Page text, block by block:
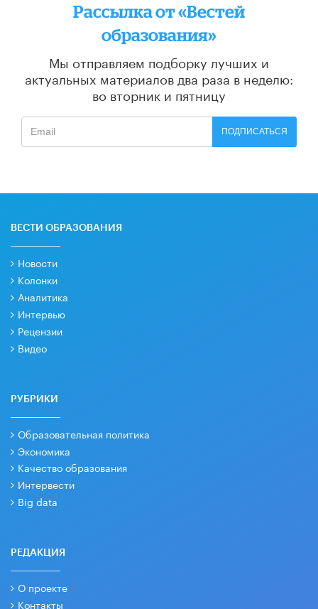
Рассылка от «Вестей
образования»
Мы отправляем подборку лучших и
актуальных материалов два раза в неделю:
во вторник и пятницу
ПОДПИСАТЬСЯ
ВЕСТИ ОБРАЗОВАНИЯ
Новости
Колонки
Аналитика
Интервью
Рецензии
Видео
РУБРИКИ
Образовательная политика
Экономика
Качество образования
Интервести
Big data
РЕДАКЦИЯ
О проекте
Контакты